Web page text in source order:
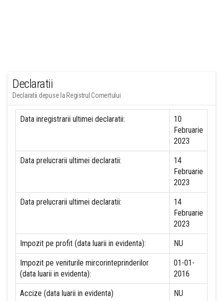
Declaratii
Declaratii depuse la Registrul Comertului
Data inregistrarii ultimei declaratii:
10
Februarie
2023
Data prelucrarii ultimei declaratii:
14
Februarie
2023
Data prelucrarii ultimei declaratii:
14
Februarie
2023
Impozit pe profit (data luarii in evidenta): NU
Impozit pe veniturile mircorinteprinderilor
(data luarii in evidenta):
01-01-
2016
Accize (data luarii in evidenta) NU